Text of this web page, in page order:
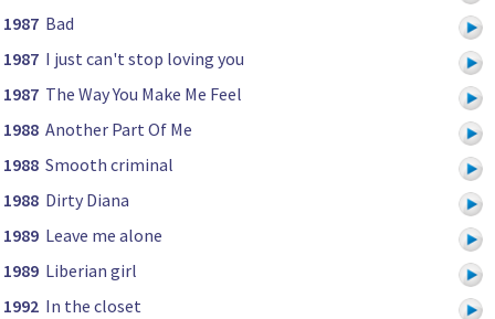
1987 Bad
1987 I just can't stop loving you
1987 The Way You Make Me Feel
1988 Another Part Of Me
1988 Smooth criminal
1988 Dirty Diana
1989 Leave me alone
1989 Liberian girl
1992 In the closet